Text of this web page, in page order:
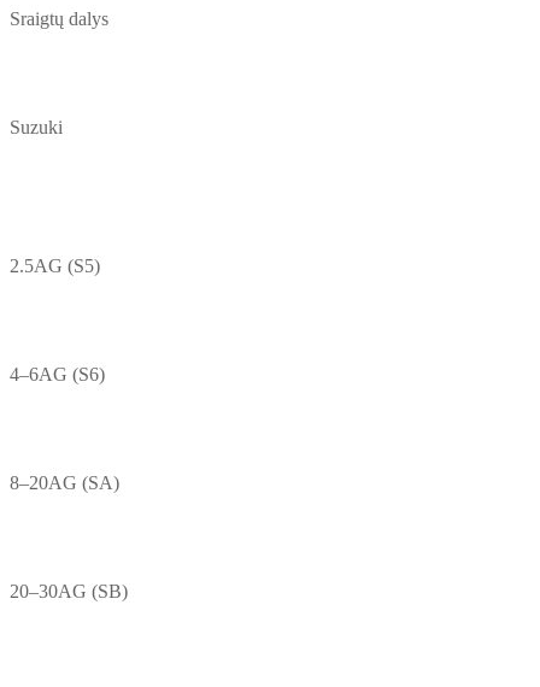
Sraigtų dalys
Suzuki
2.5AG (S5)
4–6AG (S6)
8–20AG (SA)
20–30AG (SB)